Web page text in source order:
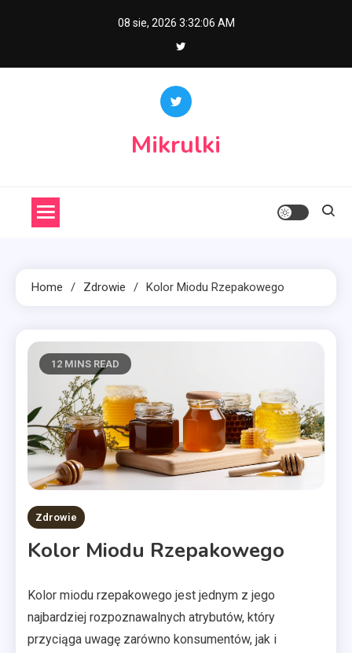
08 sie, 2026 3:32:07 AM
Mikrulki
Home Zdrowie Kolor Miodu Rzepakowego
12 MINS READ
Zdrowie
Kolor Miodu Rzepakowego
Kolor miodu rzepakowego jest jednym z jego
najbardziej rozpoznawalnych atrybutów, który
przyciąga uwagę zarówno konsumentów, jak i